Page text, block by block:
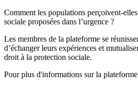
Comment les populations perçoivent-
sociale proposées dans l’urgence ?
Les membres de la plateforme se
d’échanger leurs expériences et
droit à la protection sociale.
Pour plus d'informations sur la